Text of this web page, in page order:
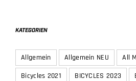
KATEGORIEN
Allgemein Allgemein NEU
All
Bicycles 2021
BICYCLES 2023